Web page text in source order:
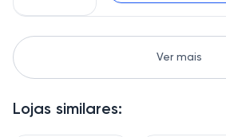
Lojas similares:
Ver mais